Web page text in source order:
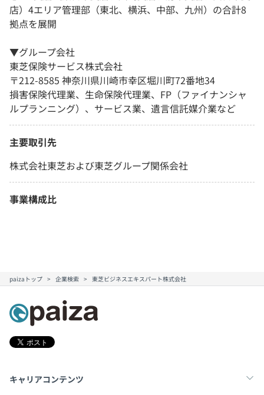
店）4エリア管理部（東北、横浜、中部、九州）の合計8
拠点を展開
▼グループ会社
東芝保険サービス株式会社
〒212-8585 神奈川県川崎市幸区堀川町72番地34
損害保険代理業、生命保険代理業、FP（ファイナンシャ
ルプランニング）、サービス業、遺言信託媒介業など
主要取引先
株式会社東芝および東芝グループ関係会社
事業構成比
paizaトップ 企業検索 東芝ビジネスエキスパート株式会社
キャリアコンテンツ